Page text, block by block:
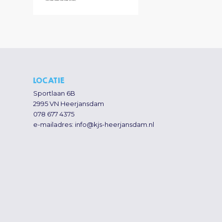
LOCATIE
Sportlaan 6B
2995 VN Heerjansdam
078 677 4375
e-mailadres: info@kjs-heerjansdam.nl